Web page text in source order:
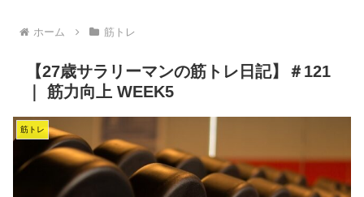
ホーム 筋トレ
【27歳サラリーマンの筋トレ日記】＃121
｜ 筋力向上 WEEK5
筋トレ